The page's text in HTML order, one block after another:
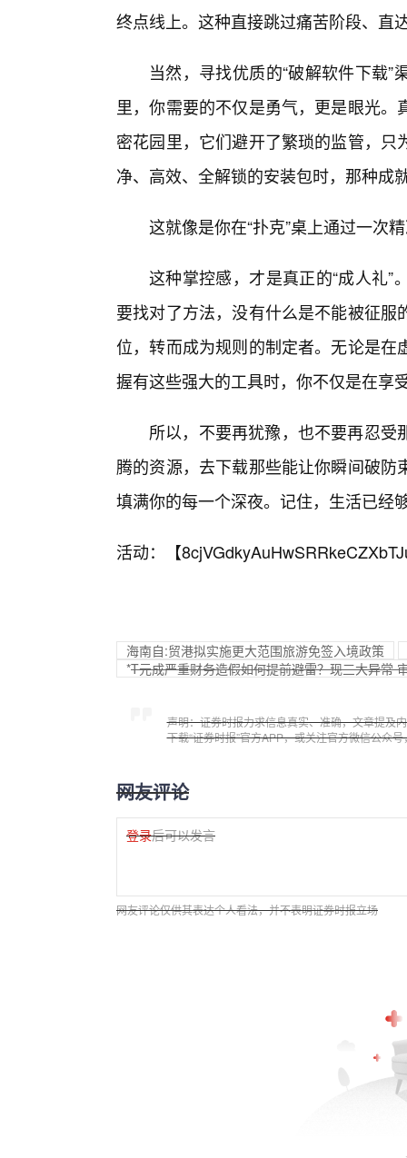
终点线上。这种直接跳过痛苦阶段、直
当然，寻找优质的“破解软件下载
里，你需要的不仅是勇气，更是眼光
密花园里，它们避开了繁琐的监管，
净、高效、全解锁的安装包时，那种成
这就像是你在“扑克”桌上通过一次
这种掌控感，才是真正的“成人礼
要找对了方法，没有什么是不能被征
位，转而成为规则的制定者。无论是
握有这些强大的工具时，你不仅是在享
所以，不要再犹豫，也不要再忍
腾的资源，去下载那些能让你瞬间破
填满你的每一个深夜。记住，生活已经
活动：【
海南自:贸港拟实施更大范围旅游免签入境政策
*T元成严重财务造假如何提前避雷？现三大异常
声明：证券时报力求信息真实、准确，文章提及
下载“证券时报”官方APP，或关注官方微信公众
网友评论
登录后可以发言
网友评论仅供其表达个人看法，并不表明证券时报立场